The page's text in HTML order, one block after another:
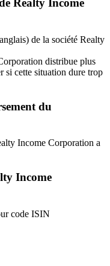
Realty Income
de la société Realty
distribue plus
si cette situation dure trop
du
Income Corporation a
Income
code ISIN